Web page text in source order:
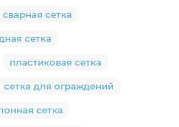
сварная сетка
сетка
пластиковая сетка
сетка для ограждений
сетка